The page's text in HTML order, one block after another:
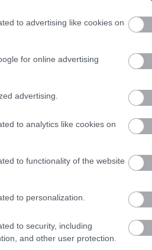
to advertising like cookies on
for online advertising
advertising.
to analytics like cookies on
to functionality of the website
to personalization.
to security, including
and other user protection.
de exemplu
fi usor realizata